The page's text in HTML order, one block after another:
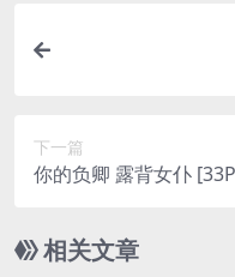
下一篇
你的负卿 露背女仆
相关文章